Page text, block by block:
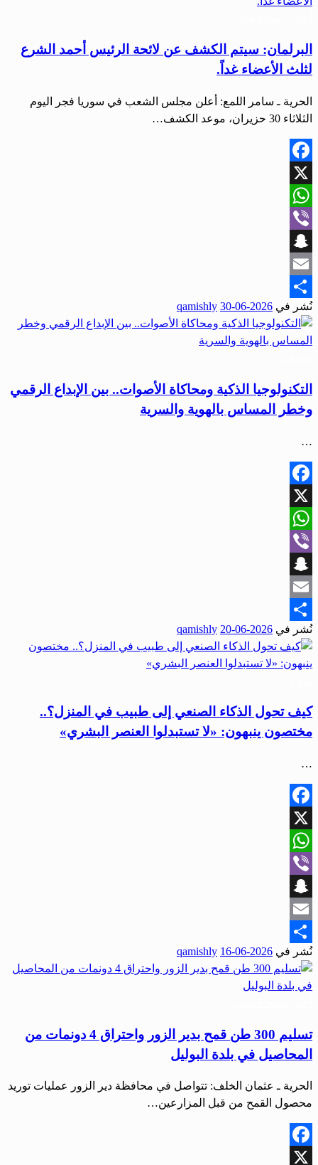
البرلمان: سيتم الكشف عن لائحة الرئيس أحمد الشرع
لثلث الأعضاء غداً.
الحرية ـ سامر اللمع: أعلن مجلس الشعب في سوريا فجر اليوم
الثلاثاء 30 حزيران، موعد الكشف…
Facebook
X
WhatsApp
Viber
Snapchat
Email
Share
نُشر في 2026-06-30
qamishly
التكنولوجيا الذكية ومحاكاة الأصوات.. بين الإبداع الرقمي
وخطر المساس بالهوية والسرية
…
Facebook
X
WhatsApp
Viber
Snapchat
Email
Share
نُشر في 2026-06-20
qamishly
كيف تحول الذكاء الصنعي إلى طبيب في المنزل؟..
مختصون ينبهون: «لا تستبدلوا العنصر البشري»
…
Facebook
X
WhatsApp
Viber
Snapchat
Email
Share
نُشر في 2026-06-16
qamishly
تسليم 300 طن قمح بدير الزور واحتراق 4 دونمات من
المحاصيل في بلدة البوليل
الحرية ـ عثمان الخلف: تتواصل في محافظة دير الزور عمليات توريد
محصول القمح من قبل المزارعين…
Facebook